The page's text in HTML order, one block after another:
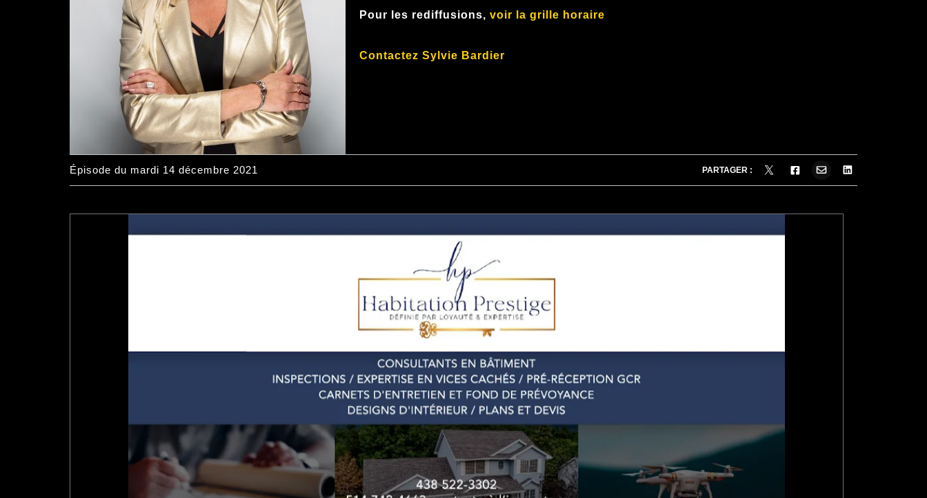
Pour les rediffusions, voir la grille horaire
Contactez Sylvie Bardier
Épisode du mardi 14 décembre 2021 PARTAGER :